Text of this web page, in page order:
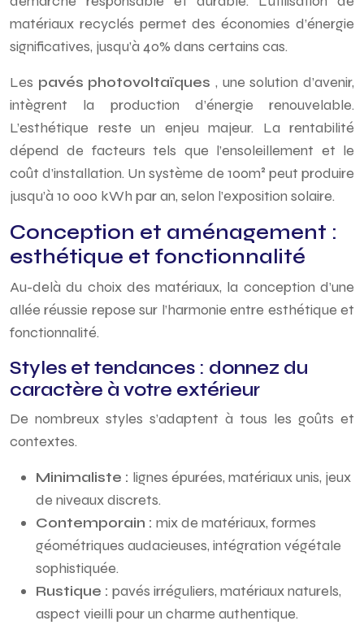
matériaux recyclés permet des économies d’énergie
significatives, jusqu’à 40% dans certains cas.
Les pavés photovoltaïques, une solution d’avenir,
intègrent la production d’énergie renouvelable.
L’esthétique reste un enjeu majeur. La rentabilité
dépend de facteurs tels que l’ensoleillement et le
coût d’installation. Un système de 100m² peut produire
jusqu’à 10 000 kWh par an, selon l’exposition solaire.
Conception et aménagement :
esthétique et fonctionnalité
Au-delà du choix des matériaux, la conception d’une
allée réussie repose sur l’harmonie entre esthétique et
fonctionnalité.
Styles et tendances : donnez du
caractère à votre extérieur
De nombreux styles s’adaptent à tous les goûts et
contextes.
Minimaliste : lignes épurées, matériaux unis, jeux
de niveaux discrets.
Contemporain : mix de matériaux, formes
géométriques audacieuses, intégration végétale
sophistiquée.
Rustique : pavés irréguliers, matériaux naturels,
aspect vieilli pour un charme authentique.